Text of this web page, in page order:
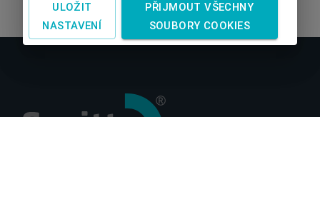
ULOŽIT
NASTAVENÍ
PŘIJMOUT VŠECHNY
SOUBORY COOKIES